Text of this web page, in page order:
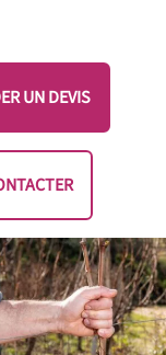
UN DEVIS